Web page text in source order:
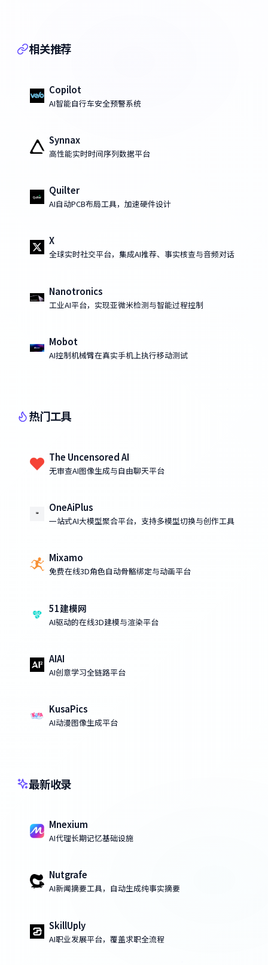
相关推荐
Copilot
AI智能自行车安全预警系统
Synnax
高性能实时时间序列数据平台
Quilter
AI自动PCB布局工具，加速硬件设计
X
全球实时社交平台，集成AI推荐、事实核查与音频对话
Nanotronics
工业AI平台，实现亚微米检测与智能过程控制
Mobot
AI控制机械臂在真实手机上执行移动测试
热门工具
The Uncensored AI
无审查AI图像生成与自由聊天平台
OneAiPlus
一站式AI大模型聚合平台，支持多模型切换与创作工具
Mixamo
免费在线3D角色自动骨骼绑定与动画平台
51建模网
AI驱动的在线3D建模与渲染平台
AIAI
AI创意学习全链路平台
KusaPics
AI动漫图像生成平台
最新收录
Mnexium
AI代理长期记忆基础设施
Nutgrafe
AI新闻摘要工具，自动生成纯事实摘要
SkillUply
AI职业发展平台，覆盖求职全流程